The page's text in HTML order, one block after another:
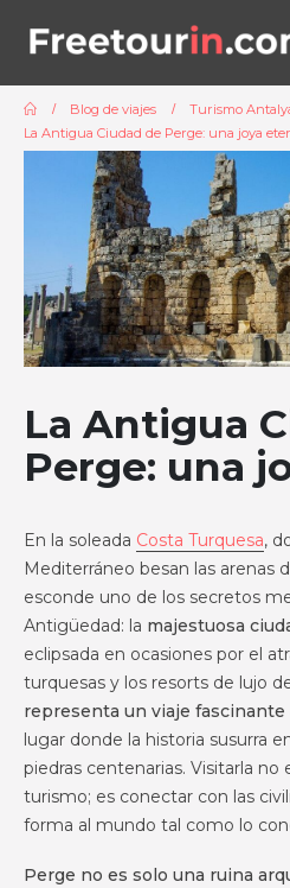
Blog de viajes
Turismo
La Antigua Ciudad de Perge: una joya
La Antigua
Perge: una
En la soleada Costa Turquesa,
Mediterráneo besan las arenas
esconde uno de los secretos
Antigüedad: la majestuosa
eclipsada en ocasiones por el
turquesas y los resorts de lujo
representa un viaje
lugar donde la historia susurra
piedras centenarias. Visitarla
turismo; es conectar con las
forma al mundo tal como lo
Perge no es solo una ruina